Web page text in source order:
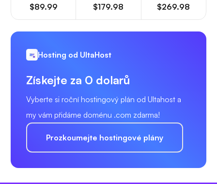
$89.99 $179.98 $269.98
Hosting od UltaHost
Získejte za 0 dolarů
Vyberte si roční hostingový plán od Ultahost a
my vám přidáme doménu .com zdarma!
Prozkoumejte hostingové plány